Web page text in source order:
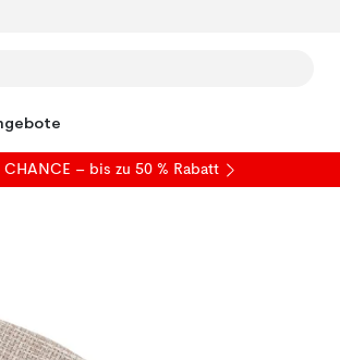
CHANCE – bis zu 50 % Rabatt